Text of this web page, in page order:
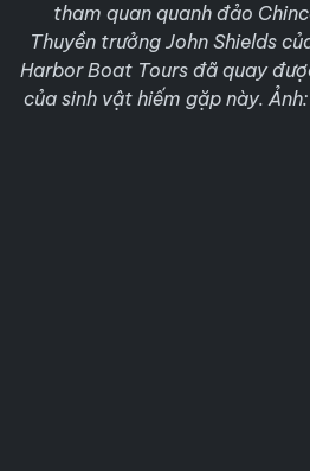
tham quan quanh đảo
Thuyền trưởng John Shields
Harbor Boat Tours đã quay
của sinh vật hiếm gặp này.